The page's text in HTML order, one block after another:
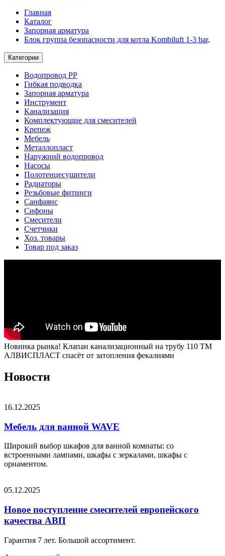
Главная
Каталог
Запорная арматура
Блок группа безопасности для котла Kombiluft 1-3 bar,
Категории
Водопровод РР
Гибкая подводка
Запорная арматура
Инструмент
Канализация
Комплектующие для смесителей
Крепеж
Мебель
Металлопласт
Наружний водопровод
Насосы
Полотенцесушители
Радиаторы
Резьбовые фитинги
Санфаянс
Сифоны
Смесители
Счетчики
Хоз. товары
Товар под заказ
Новинка рынка! Клапан канализационный на трубу 110 ТМ
АЛВИСПЛАСТ спасёт от затопления фекалиями
Новости
16.12.2025
Мебель для ванной WAVE
Широкий выбор шкафов для ванной комнаты: со
встроенными лампами, шкафы с зеркалами, шкафы с
орнаментом.
05.12.2025
Новое поступление смесителей европейского
качества АВП
Гарантия 7 лет. Большой ассортимент.